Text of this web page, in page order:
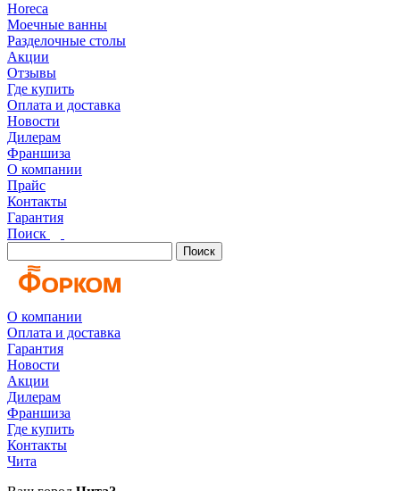
Horeca
Моечные ванны
Разделочные столы
Акции
Отзывы
Где купить
Оплата и доставка
Новости
Дилерам
Франшиза
О компании
Прайс
Контакты
Гарантия
Поиск
Поиск
О компании
Оплата и доставка
Гарантия
Новости
Акции
Дилерам
Франшиза
Где купить
Контакты
Чита